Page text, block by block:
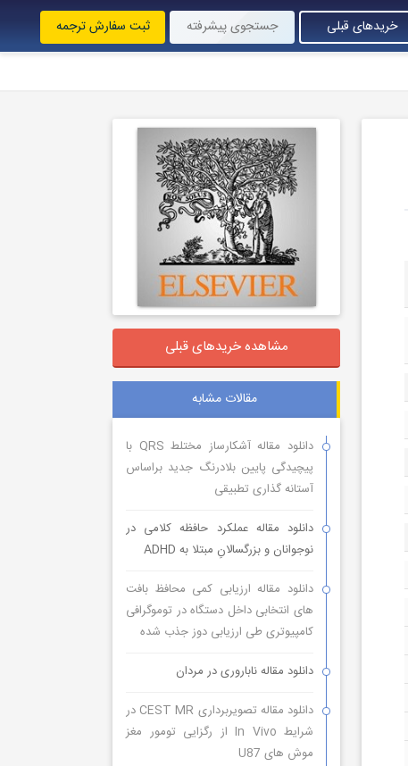
خریدهای قبلی جستجوی پیشرفته ثبت سفارش ترجمه
مشاهده خریدهای قبلی
مقالات مشابه
دانلود مقاله آشکارساز مختلط QRS با
پیچیدگی پایین بلادرنگ جدید براساس
آستانه گذاری تطبیقی
دانلود مقاله عملکرد حافظه کلامی در
نوجوانان و بزرگسالانِ مبتلا به ADHD
دانلود مقاله ارزیابی کمی محافظ بافت
های انتخابی داخل دستگاه در توموگرافی
کامپیوتری طی ارزیابی دوز جذب شده
دانلود مقاله ناباروری در مردان
دانلود مقاله تصویربرداری CEST MR در
شرایط In Vivo از رگزایی تومور مغز
موش های U87